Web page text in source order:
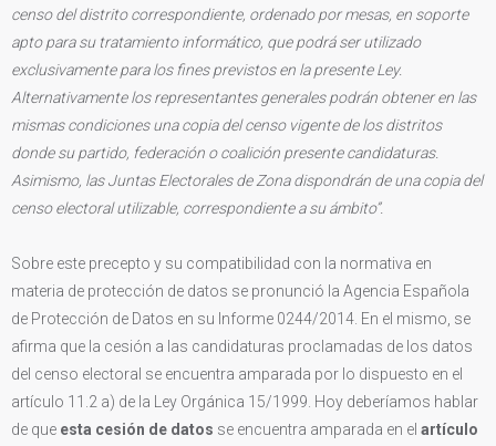
censo del distrito correspondiente, ordenado por mesas, en soporte
apto para su tratamiento informático, que podrá ser utilizado
exclusivamente para los fines previstos en la presente Ley.
Alternativamente los representantes generales podrán obtener en las
mismas condiciones una copia del censo vigente de los distritos
donde su partido, federación o coalición presente candidaturas.
Asimismo, las Juntas Electorales de Zona dispondrán de una copia del
censo electoral utilizable, correspondiente a su ámbito”.
Sobre este precepto y su compatibilidad con la normativa en
materia de protección de datos se pronunció la Agencia Española
de Protección de Datos en su Informe 0244/2014. En el mismo, se
afirma que la cesión a las candidaturas proclamadas de los datos
del censo electoral se encuentra amparada por lo dispuesto en el
artículo 11.2 a) de la Ley Orgánica 15/1999. Hoy deberíamos hablar
de que esta cesión de datos se encuentra amparada en el artículo